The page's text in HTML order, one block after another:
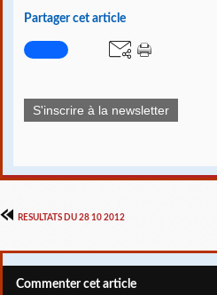
Partager cet article
S'inscrire à la newsletter
RESULTATS DU 28 10 2012
Commenter cet article